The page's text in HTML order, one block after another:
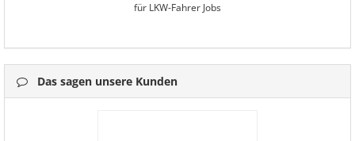
für LKW-Fahrer Jobs
Das sagen unsere Kunden